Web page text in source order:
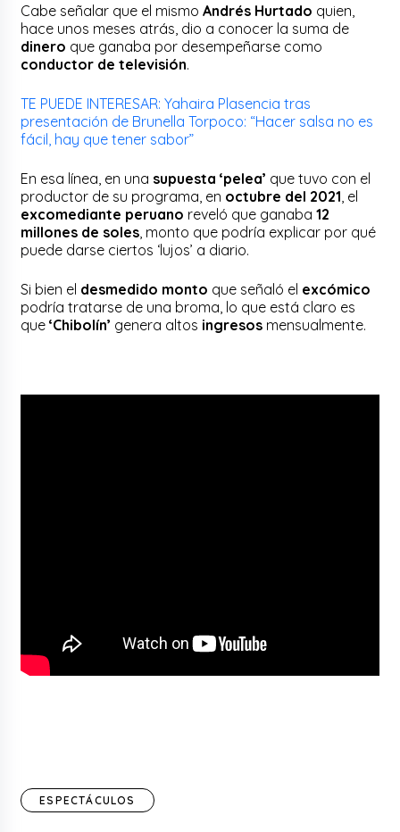
Cabe señalar que el mismo Andrés Hurtado quien,
hace unos meses atrás, dio a conocer la suma de
dinero que ganaba por desempeñarse como
conductor de televisión.
TE PUEDE INTERESAR: Yahaira Plasencia tras
presentación de Brunella Torpoco: “Hacer salsa no es
fácil, hay que tener sabor”
En esa línea, en una supuesta ‘pelea’ que tuvo con el
productor de su programa, en octubre del 2021 , el
excomediante peruano reveló que ganaba 12
millones de soles , monto que podría explicar por qué
puede darse ciertos ‘lujos’ a diario.
Si bien el desmedido monto que señaló el excómico
podría tratarse de una broma, lo que está claro es
que‘Chibolín’ genera altos ingresos mensualmente.
ESPECTÁCULOS